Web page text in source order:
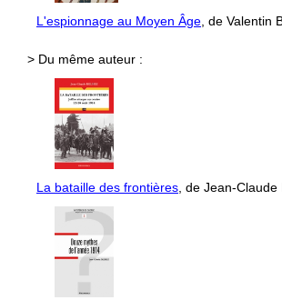
L'espionnage au Moyen Âge , de Valentin
> Du même auteur :
La bataille des frontières , de Jean-